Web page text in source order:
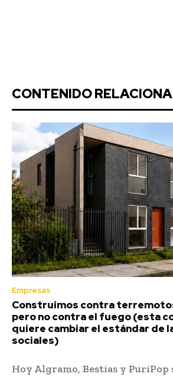
CONTENIDO
Empresas
Construimos contra
pero no contra el fuego (esta
quiere cambiar el estándar de
sociales)
Hoy Algramo, Bestias y PuriPop